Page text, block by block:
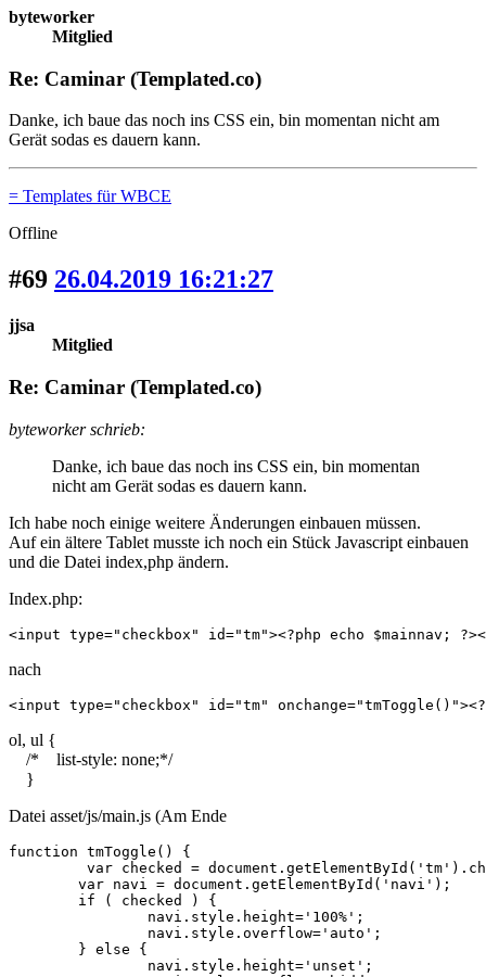
byteworker
Mitglied
Re: Caminar (Templated.co)
Danke, ich baue das noch ins CSS ein, bin momentan nicht am
Gerät sodas es dauern kann.
= Templates für WBCE
Offline
#69 26.04.2019 16:21:27
jjsa
Mitglied
Re: Caminar (Templated.co)
byteworker schrieb:
Danke, ich baue das noch ins CSS ein, bin momentan
nicht am Gerät sodas es dauern kann.
Ich habe noch einige weitere Änderungen einbauen müssen.
Auf ein ältere Tablet musste ich noch ein Stück Javascript einbauen
und die Datei index,php ändern.
Index.php:
<input type="checkbox" id="tm"><?php echo $mainnav;
nach
<input type="checkbox" id="tm"
ol, ul {
/* list-style: none;*/
}
Datei asset/js/main.js (Am Ende
function tmToggle() {